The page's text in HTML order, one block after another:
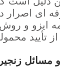
ای اصرار
ایزو و
تأیید